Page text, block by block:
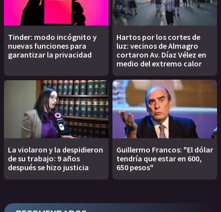
Tinder: modo incógnito y
nuevas funciones para
garantizar la privacidad
Hartos por los cortes de
luz: vecinos de Almagro
cortaron Av. Díaz Vélez en
medio del extremo calor
La violaron y la despidieron
de su trabajo: 9 años
después se hizo justicia
Guillermo Francos: "El dólar
tendría que estar en 600,
650 pesos"